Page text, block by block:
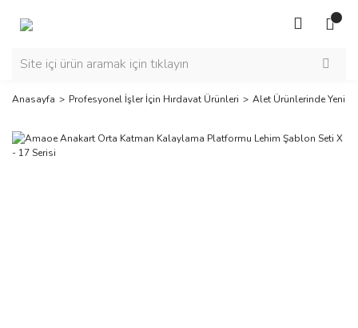
Anasayfa Profesyonel İşler İçin Hırdavat Ürünleri Alet Ürünlerinde Yeni